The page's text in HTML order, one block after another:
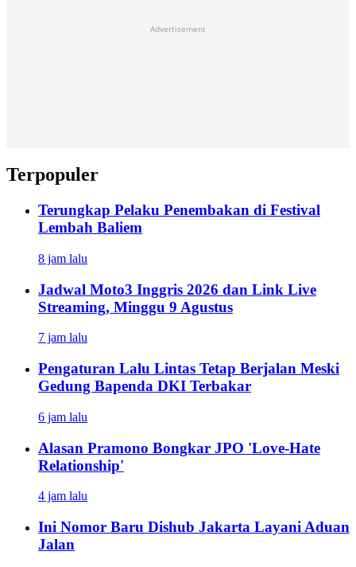
Advertisement
Terpopuler
Terungkap Pelaku Penembakan di Festival
Lembah Baliem
8 jam lalu
Jadwal Moto3 Inggris 2026 dan Link Live
Streaming, Minggu 9 Agustus
7 jam lalu
Pengaturan Lalu Lintas Tetap Berjalan Meski
Gedung Bapenda DKI Terbakar
6 jam lalu
Alasan Pramono Bongkar JPO 'Love-Hate
Relationship'
4 jam lalu
Ini Nomor Baru Dishub Jakarta Layani Aduan
Jalan